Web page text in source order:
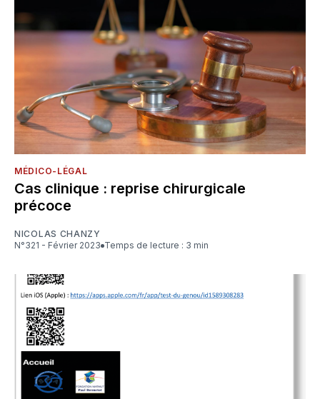
MÉDICO-LÉGAL
Cas clinique : reprise chirurgicale
précoce
NICOLAS CHANZY
N°321 - Février 2023
Temps de lecture : 3 min